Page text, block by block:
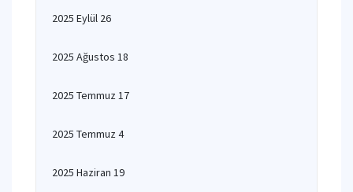
2025 Eylül 26
2025 Ağustos 18
2025 Temmuz 17
2025 Temmuz 4
2025 Haziran 19